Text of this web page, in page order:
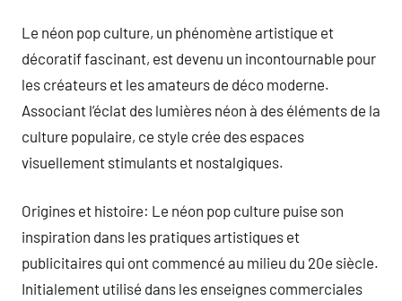
Le néon pop culture, un phénomène artistique et
décoratif fascinant, est devenu un incontournable pour
les créateurs et les amateurs de déco moderne.
Associant l’éclat des lumières néon à des éléments de la
culture populaire, ce style crée des espaces
visuellement stimulants et nostalgiques.
Origines et histoire: Le néon pop culture puise son
inspiration dans les pratiques artistiques et
publicitaires qui ont commencé au milieu du 20e siècle.
Initialement utilisé dans les enseignes commerciales